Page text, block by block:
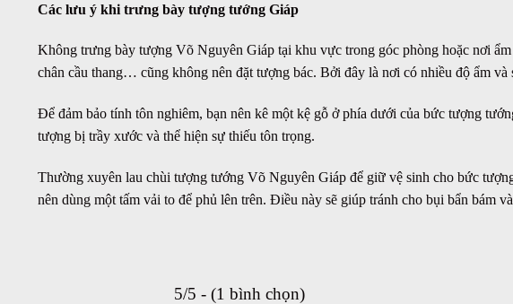
Các lưu ý khi trưng bày tượng tướng Giáp
Không trưng bày tượng Võ Nguyên Giáp tại khu vực trong góc phòng hoặc nơi
chân cầu thang… cũng không nên đặt tượng bác. Bởi đây là nơi có nhiều độ ẩm
Để đảm bảo tính tôn nghiêm, bạn nên kê một kệ gỗ ở phía dưới của bức tượng
tượng bị trầy xước và thể hiện sự thiếu tôn trọng.
Thường xuyên lau chùi tượng tướng Võ Nguyên Giáp để giữ vệ sinh cho bức
nên dùng một tấm vải to để phủ lên trên. Điều này sẽ giúp tránh cho bụi bẩn bám
5/5 - (1 bình chọn)